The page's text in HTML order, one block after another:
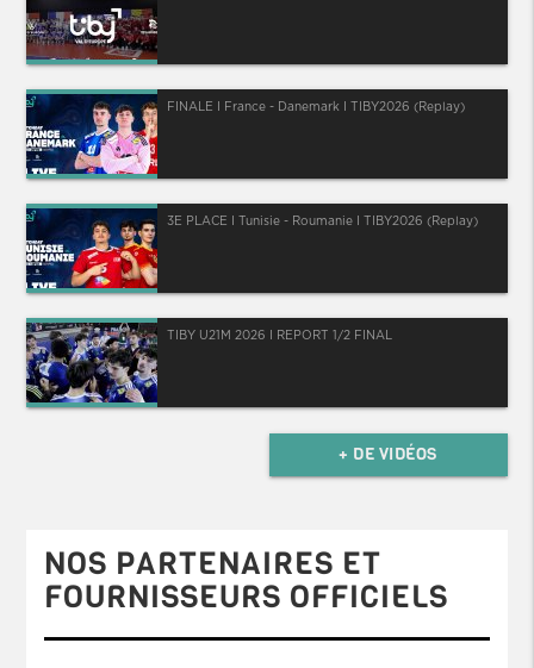
FINALE I France - Danemark I TIBY2026 (Replay)
3E PLACE I Tunisie - Roumanie I TIBY2026 (Replay)
TIBY U21M 2026 I REPORT 1/2 FINAL
+ DE VIDÉOS
NOS PARTENAIRES ET
FOURNISSEURS OFFICIELS